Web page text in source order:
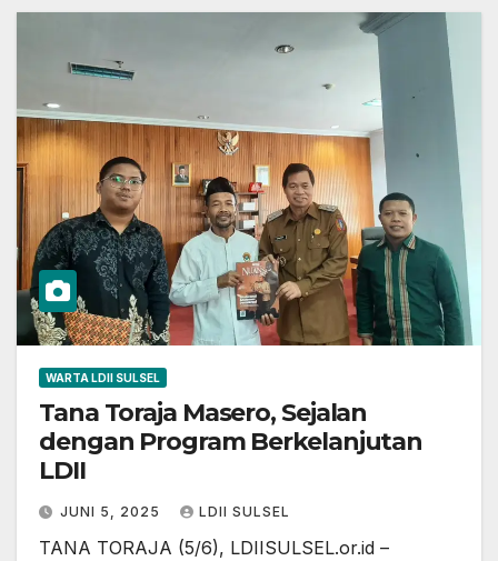
WARTA LDII SULSEL
Tana Toraja Masero, Sejalan
dengan Program Berkelanjutan
LDII
JUNI 5, 2025 LDII SULSEL
TANA TORAJA (5/6), LDIISULSEL.or.id –